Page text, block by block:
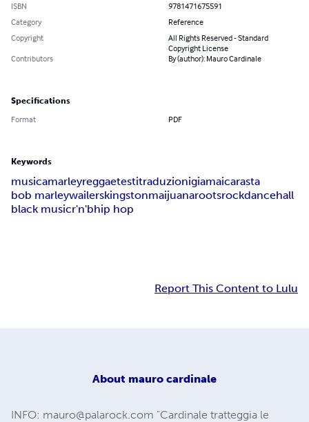
ISBN
9781471675591
Category
Reference
Copyright
All Rights Reserved - Standard
Copyright License
Contributors
By (author): Mauro Cardinale
Specifications
Format PDF
Keywords
musicamarleyreggaetestitraduzionigiamaicarasta
bob marleywailerskingstonmaijuanarootsrockdancehall
black musicr'n'bhip hop
Report This Content to Lulu
About mauro cardinale
INFO: mauro@palarock.com "Cardinale tratteggia le